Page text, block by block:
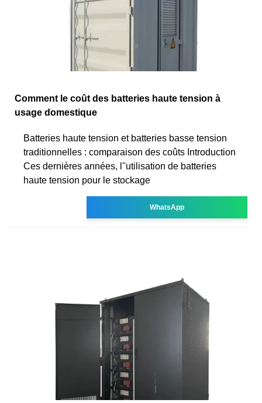
Comment le coût des batteries haute tension à
usage domestique
Batteries haute tension et batteries basse tension
traditionnelles : comparaison des coûts Introduction
Ces dernières années, l''utilisation de batteries
haute tension pour le stockage
WhatsApp